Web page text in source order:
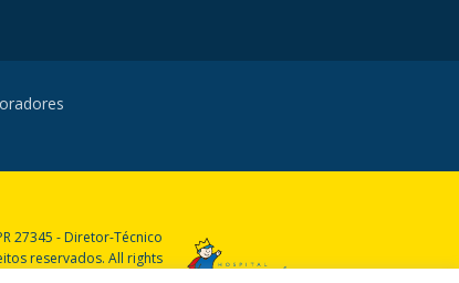
27345 - Diretor-Técnico
reservados. All rights